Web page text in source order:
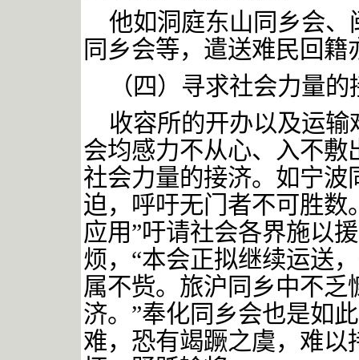
他如洞庭东山同乡会
同乡会等，遣送难民回
（四）寻求社会力量的
收容所的开办以及运
会均感力不从心、入不
社会力量的接济。如宁波
迫，呼吁无门者不可胜
应用”吁请社会各界施以
烦， “本会正拟继续运送
属不赀。旅沪同乡中不
济。 ”奉化同乡会也是如
难，恐有竭蹶之虞，难